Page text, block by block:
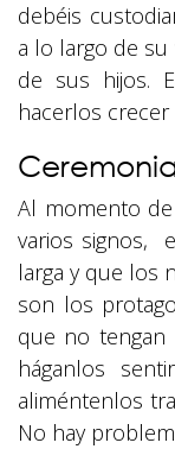
debéis
a lo largo de su
de sus hijos.
hacerlos
Al momento
varios signos,
larga y que los
son los
que no tengan
háganlos
aliméntenlos
No hay